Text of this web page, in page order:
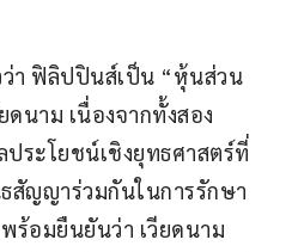
ว่า ฟิลิปปินส์เป็น “หุ้นส่วน
นาม เนื่องจากทั้งสอง
ระโยชน์เชิงยุทธศาสตร์ที่
สัญญาร่วมกันในการรักษา
ร้อมยืนยันว่า เวียดนาม